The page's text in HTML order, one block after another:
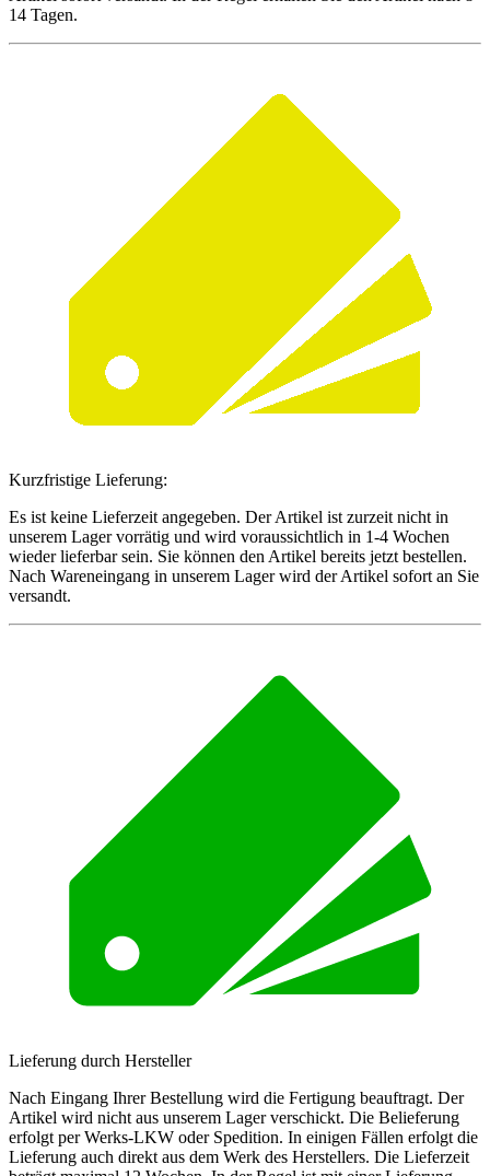
14 Tagen.
Kurzfristige Lieferung:
Es ist keine Lieferzeit angegeben. Der Artikel ist zurzeit nicht in
unserem Lager vorrätig und wird voraussichtlich in 1-4 Wochen
wieder lieferbar sein. Sie können den Artikel bereits jetzt bestellen.
Nach Wareneingang in unserem Lager wird der Artikel sofort an Sie
versandt.
Lieferung durch Hersteller
Nach Eingang Ihrer Bestellung wird die Fertigung beauftragt. Der
Artikel wird nicht aus unserem Lager verschickt. Die Belieferung
erfolgt per Werks-LKW oder Spedition. In einigen Fällen erfolgt die
Lieferung auch direkt aus dem Werk des Herstellers. Die Lieferzeit